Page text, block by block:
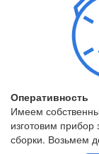
Оперативность
Имеем
изготовим прибор
сборки. Возьмем